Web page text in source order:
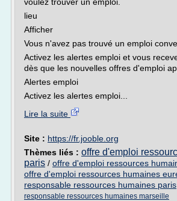
lieu
Afficher
Vous n'avez pas trouvé un emploi
Activez les alertes emploi et vous
dès que les nouvelles offres d'emploi
Alertes emploi
Activez les alertes emploi...
Lire la suite
Site : https://fr.jooble.org
Thèmes liés : offre d'emploi
paris / offre d'emploi ressources
offre d'emploi ressources humaines
responsable ressources humaines paris
responsable ressources humaines marseille